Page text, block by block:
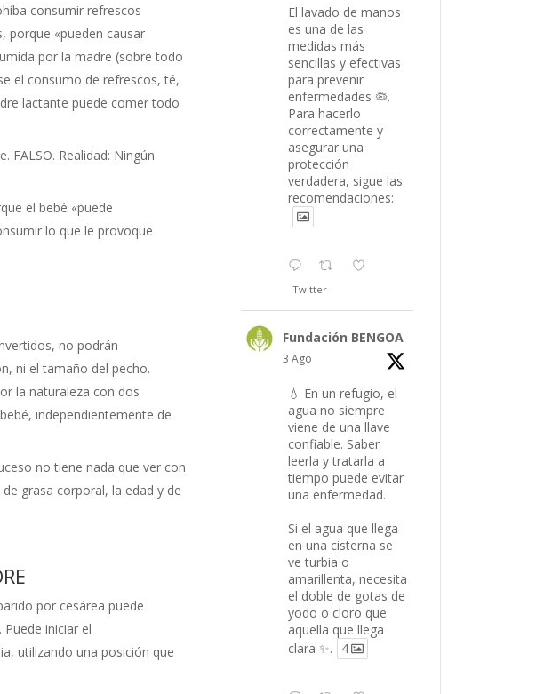
consumir refrescos
porque «pueden causar
por la madre (sobre todo
el consumo de refrescos, té,
lactante puede comer todo
FALSO. Realidad: Ningún
el bebé «puede
lo que le provoque
no podrán
ni el tamaño del pecho.
la naturaleza con dos
independientemente de
no tiene nada que ver con
grasa corporal, la edad y de
por cesárea puede
iniciar el
utilizando una posición que
El lavado de manos
es una de las
medidas más
sencillas y efectivas
para prevenir
enfermedades 🦠.
Para hacerlo
correctamente y
asegurar una
protección
verdadera, sigue las
recomendaciones:
Twitter
Fundación BENGOA
3 Ago
💧 En un refugio, el
agua no siempre
viene de una llave
confiable. Saber
leerla y tratarla a
tiempo puede evitar
una enfermedad.
Si el agua que llega
en una cisterna se
ve turbia o
amarillenta, necesita
el doble de gotas de
yodo o cloro que
aquella que llega
clara ✨.
4